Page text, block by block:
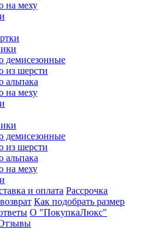
на меху
демисезонные
из шерсти
альпака
на меху
демисезонные
из шерсти
альпака
на меху
и оплата Рассрочка
Как подобрать размер
О "ПокупкаЛюкс"